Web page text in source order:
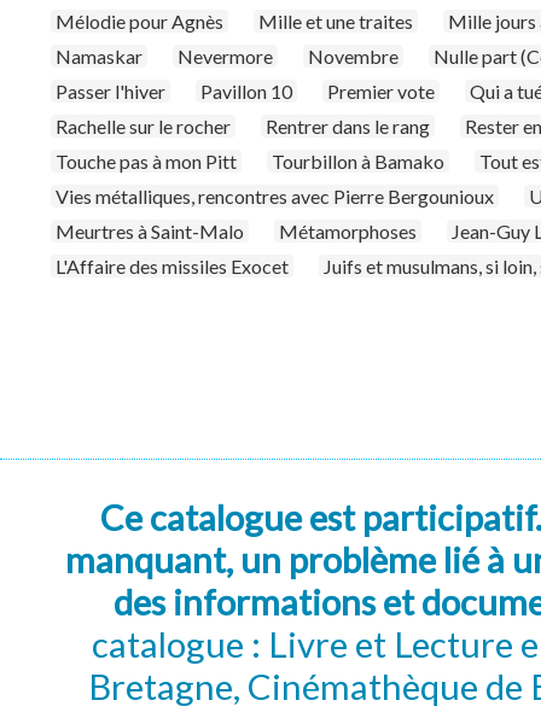
Mélodie pour Agnès
Mille et une traites
Mille jours
Namaskar
Nevermore Novembre
Nulle part
Passer l'hiver
Pavillon 10 Premier vote
Qui a
Rachelle sur le rocher
Rentrer dans le rang
Rester
Touche pas à mon Pitt
Tourbillon à Bamako
Tout
Vies métalliques, rencontres avec Pierre Bergounioux
Meurtres à Saint-Malo
Métamorphoses
Jean-Guy
L'Affaire des missiles Exocet
Juifs et musulmans, si
Ce catalogue est
manquant, un problème lié à
des informations et
catalogue : Livre et Lecture
Bretagne, Cinémathèque de